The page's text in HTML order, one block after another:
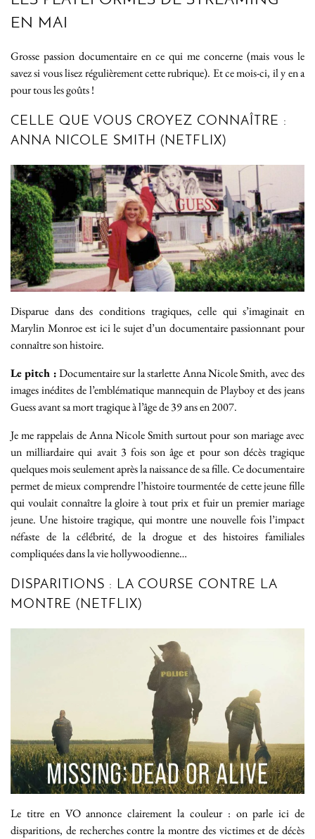
EN MAI
Grosse passion documentaire en ce qui me concerne (mais vous le
savez si vous lisez régulièrement cette rubrique). Et ce mois-ci, il y en a
pour tous les goûts !
CELLE QUE VOUS CROYEZ CONNAÎTRE :
ANNA NICOLE SMITH (NETFLIX)
Disparue dans des conditions tragiques, celle qui s’imaginait en
Marylin Monroe est ici le sujet d’un documentaire passionnant pour
connaître son histoire.
Le pitch :Documentaire sur la starlette Anna Nicole Smith, avec des
images inédites de l’emblématique mannequin de Playboy et des jeans
Guess avant sa mort tragique à l’âge de 39 ans en 2007.
Je me rappelais de Anna Nicole Smith surtout pour son mariage avec
un milliardaire qui avait 3 fois son âge et pour son décès tragique
quelques mois seulement après la naissance de sa fille. Ce documentaire
permet de mieux comprendre l’histoire tourmentée de cette jeune fille
qui voulait connaître la gloire à tout prix et fuir un premier mariage
jeune. Une histoire tragique, qui montre une nouvelle fois l’impact
néfaste de la célébrité, de la drogue et des histoires familiales
compliquées dans la vie hollywoodienne…
DISPARITIONS : LA COURSE CONTRE LA
MONTRE (NETFLIX)
Le titre en VO annonce clairement la couleur : on parle ici de
disparitions, de recherches contre la montre des victimes et de décès